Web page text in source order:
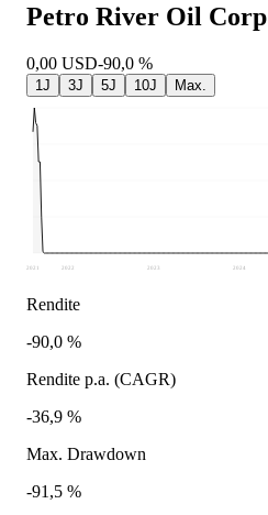
Petro River Oil Corp
0,00 USD-90,0 %
1J 3J 5J 10J Max.
2021 2022 2023 2024
Rendite
-90,0 %
Rendite p.a. (CAGR)
-36,9 %
Max. Drawdown
-91,5 %